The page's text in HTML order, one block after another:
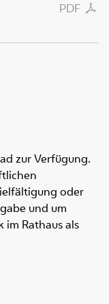
PDF
zur Verfügung.
oder
und um
Rathaus als